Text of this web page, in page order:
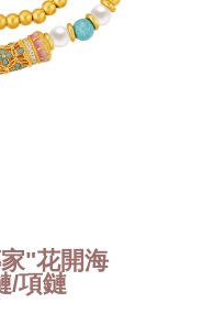
"花開海
/項鏈